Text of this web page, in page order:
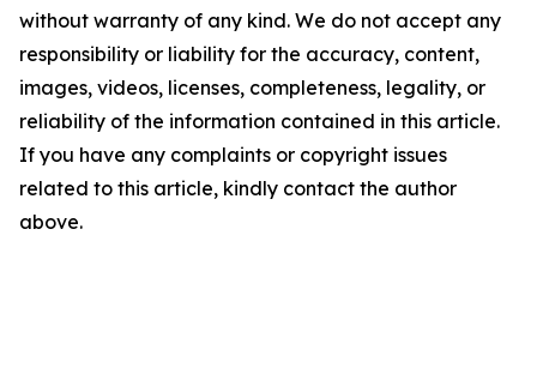
without warranty of any kind. We do not accept any
responsibility or liability for the accuracy, content,
images, videos, licenses, completeness, legality, or
reliability of the information contained in this article.
If you have any complaints or copyright issues
related to this article, kindly contact the author
above.